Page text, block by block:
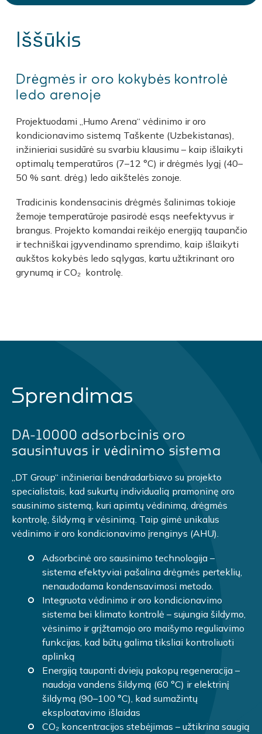
Iššūkis
Drėgmės ir oro kokybės kontrolė
ledo arenoje
Projektuodami „Humo Arena“ vėdinimo ir oro
kondicionavimo sistemą Taškente (Uzbekistanas),
inžinieriai susidūrė su svarbiu klausimu – kaip išlaikyti
optimalų temperatūros (7–12 °C) ir drėgmės lygį (40–
50 % sant. drėg.) ledo aikštelės zonoje.
Tradicinis kondensacinis drėgmės šalinimas tokioje
žemoje temperatūroje pasirodė esąs neefektyvus ir
brangus. Projekto komandai reikėjo energiją taupančio
ir techniškai įgyvendinamo sprendimo, kaip išlaikyti
aukštos kokybės ledo sąlygas, kartu užtikrinant oro
grynumą ir CO₂ kontrolę.
Sprendimas
DA-10000 adsorbcinis oro
sausintuvas ir vėdinimo sistema
„DT Group“ inžinieriai bendradarbiavo su projekto
specialistais, kad sukurtų individualią pramoninę oro
sausinimo sistemą, kuri apimtų vėdinimą, drėgmės
kontrolę, šildymą ir vėsinimą. Taip gimė unikalus
vėdinimo ir oro kondicionavimo įrenginys (AHU).
Adsorbcinė oro sausinimo technologija –
sistema efektyviai pašalina drėgmės perteklių,
nenaudodama kondensavimosi metodo.
Integruota vėdinimo ir oro kondicionavimo
sistema bei klimato kontrolė – sujungia šildymo,
vėsinimo ir grįžtamojo oro maišymo reguliavimo
funkcijas, kad būtų galima tiksliai kontroliuoti
aplinką
Energiją taupanti dviejų pakopų regeneracija –
naudoja vandens šildymą (60 °C) ir elektrinį
šildymą (90–100 °C), kad sumažintų
eksploatavimo išlaidas
CO₂ koncentracijos stebėjimas – užtikrina saugią